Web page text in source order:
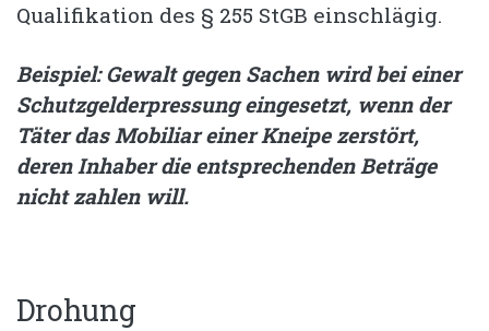
Qualifikation des § 255 StGB einschlägig.
Beispiel: Gewalt gegen Sachen wird bei einer
Schutzgelderpressung eingesetzt, wenn der
Täter das Mobiliar einer Kneipe zerstört,
deren Inhaber die entsprechenden Beträge
nicht zahlen will.
Drohung